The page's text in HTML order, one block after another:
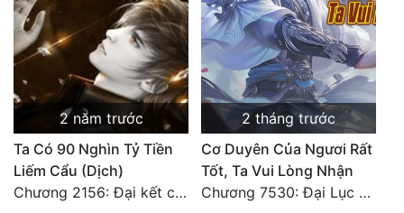
Tiên Hiệp
Tiểu Thuyết
Trinh Thám
Trùng Sinh
Trọng Sinh
2 năm trước
Ta Có 90 Nghìn Tỷ Tiền
Liếm Cẩu (Dịch)
Chương 2156: Đại kết cục!!!
2 tháng trước
Cơ Duyên Của Ngươi Rất
Tốt, Ta Vui Lòng Nhận
Chương 7530: Đại Lục Khởi Nguyên – Kiến Thành 71